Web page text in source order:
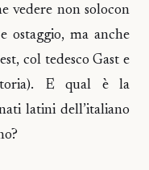
vedere non solocon
ostaggio, ma anche
col tedesco Gast e
E qual è la
latini dell’italiano